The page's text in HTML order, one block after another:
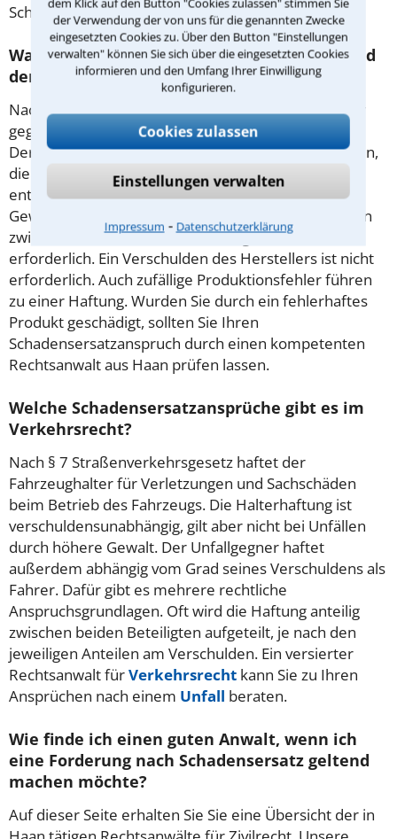
der Verwendung der von uns für die genannten Zwecke
eingesetzten Cookies zu. Über den Button "Einstellungen
verwalten" können Sie sich über die eingesetzten Cookies
informieren und den Umfang Ihrer Einwilligung
konfigurieren.
Cookies zulassen
Einstellungen verwalten
Impressum ⁃ Datenschutzerklärung
Schadensersatz zu fordern.
Was muss man zum Schadensersatz aufgrund
der Produkthaftung wissen?
Nach dem Produkthaftungsgesetz haften Hersteller
gegenüber Verbrauchern für fehlerhafte Produkte.
Der Hersteller haftet für Personen- und Sachschäden,
die infolge der Benutzung eines solchen Produktes
entstehen. Es handelt sich nicht um einen
Gewährleistungsanspruch. Vertragliche Beziehungen
zwischen Hersteller und Geschädigtem sind nicht
erforderlich. Ein Verschulden des Herstellers ist nicht
erforderlich. Auch zufällige Produktionsfehler führen
zu einer Haftung. Wurden Sie durch ein fehlerhaftes
Produkt geschädigt, sollten Sie Ihren
Schadensersatzanspruch durch einen kompetenten
Rechtsanwalt aus Haan prüfen lassen.
Welche Schadensersatzansprüche gibt es im
Verkehrsrecht?
Nach § 7 Straßenverkehrsgesetz haftet der
Fahrzeughalter für Verletzungen und Sachschäden
beim Betrieb des Fahrzeugs. Die Halterhaftung ist
verschuldensunabhängig, gilt aber nicht bei Unfällen
durch höhere Gewalt. Der Unfallgegner haftet
außerdem abhängig vom Grad seines Verschuldens als
Fahrer. Dafür gibt es mehrere rechtliche
Anspruchsgrundlagen. Oft wird die Haftung anteilig
zwischen beiden Beteiligten aufgeteilt, je nach den
jeweiligen Anteilen am Verschulden. Ein versierter
Rechtsanwalt fürVerkehrsrecht kann Sie zu Ihren
Ansprüchen nach einem Unfall beraten.
Wie finde ich einen guten Anwalt, wenn ich
eine Forderung nach Schadensersatz geltend
machen möchte?
Auf dieser Seite erhalten Sie Sie eine Übersicht der in